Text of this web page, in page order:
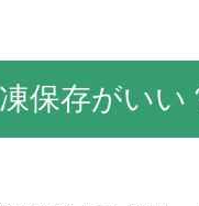
保存がいい